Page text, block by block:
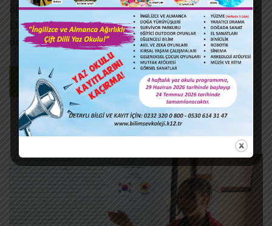
öğrencisi Çınar Türköz İl Birincisi, 4A sınıfı öğrencimiz
Duru Aydın İl Üçüncüsü olarak okulumuzu en iyi
derecede temsil etmişlerdir.
DEVAMINI OKU